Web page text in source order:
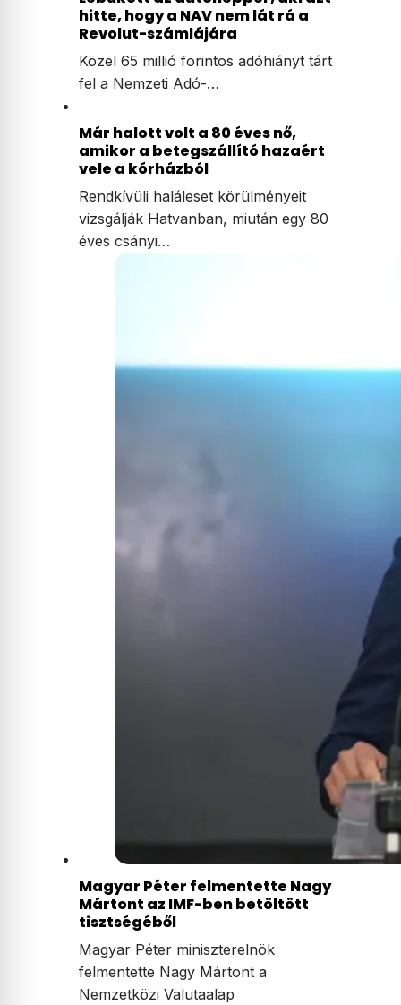
hitte, hogy a NAV nem lát rá a
Revolut-számlájára
Közel 65 millió forintos adóhiányt tárt
fel a Nemzeti Adó-…
Már halott volt a 80 éves nő,
amikor a betegszállító hazaért
vele a kórházból
Rendkívüli haláleset körülményeit
vizsgálják Hatvanban, miután egy 80
éves csányi…
Magyar Péter felmentette Nagy
Mártont az IMF-ben betöltött
tisztségéből
Magyar Péter miniszterelnök
felmentette Nagy Mártont a
Nemzetközi Valutaalap